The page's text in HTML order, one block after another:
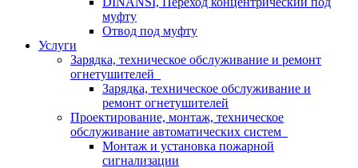
муфту
Отвод под муфту
Услуги
Зарядка, техническое обслуживание и ремонт
огнетушителей
Зарядка, техническое обслуживание и
ремонт огнетушителей
Проектирование, монтаж, техническое
обслуживание автоматических систем
Монтаж и установка пожарной
сигнализации